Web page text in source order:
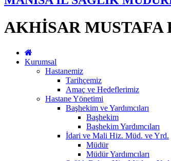
AKHİSAR MUSTAFA
Kurumsal
Hastanemiz
Tarihçemiz
Amaç ve Hedeflerimiz
Hastane Yönetimi
Başhekim ve Yardımcıları
Başhekim
Başhekim Yardımcıları
İdari ve Mali Hiz. Müd. ve Yrd.
Müdür
Müdür Yardımcıları